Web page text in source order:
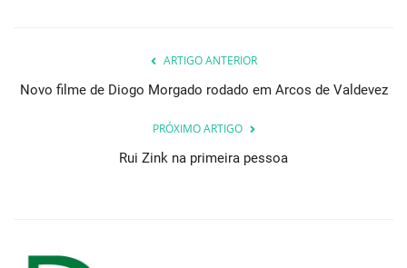
ARTIGO ANTERIOR
Novo filme de Diogo Morgado rodado em Arcos de Valdevez
PRÓXIMO ARTIGO
Rui Zink na primeira pessoa